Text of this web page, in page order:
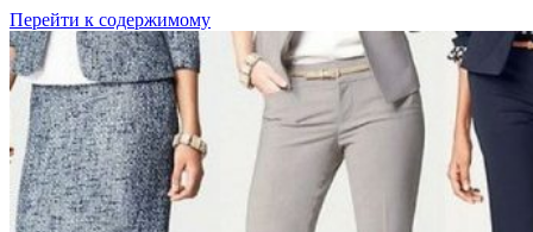
Перейти к содержимому